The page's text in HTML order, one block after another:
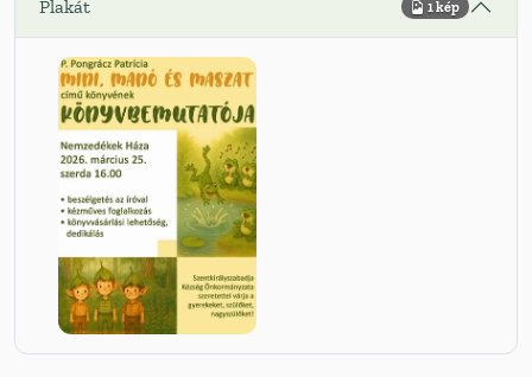
Plakát 1 kép